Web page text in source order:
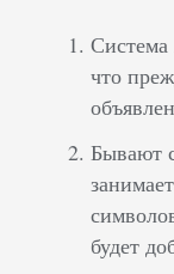
Система
что
Бывают
будет